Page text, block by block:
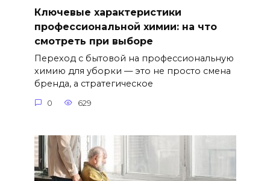
Ключевые характеристики
профессиональной химии: на что
смотреть при выборе
Переход с бытовой на профессиональную
химию для уборки — это не просто смена
бренда, а стратегическое
0 629